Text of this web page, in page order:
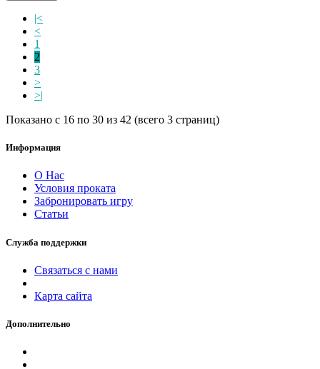
|<
<
1
2
3
>
>|
Показано с 16 по 30 из 42 (всего 3 страниц)
Информация
О Нас
Условия проката
Забронировать игру
Статьи
Служба поддержки
Связаться с нами
Карта сайта
Дополнительно